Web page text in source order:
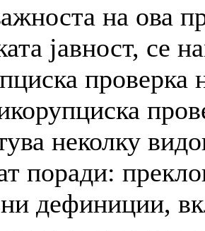
на ова
јавност, се
проверка
неколку
поради:
дефиниции,